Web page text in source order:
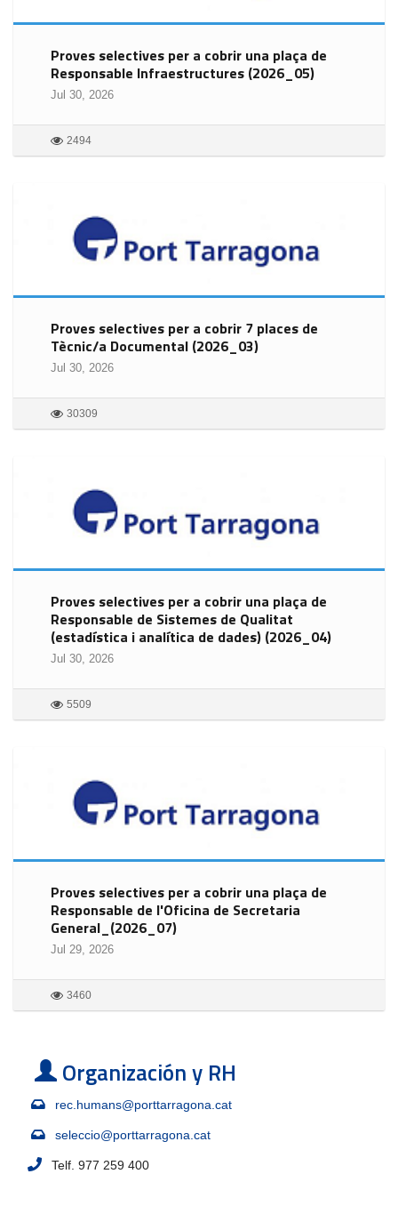
Proves selectives per a cobrir una plaça de
Responsable Infraestructures (2026_05)
Jul 30, 2026
2494
Proves selectives per a cobrir 7 places de
Tècnic/a Documental (2026_03)
Jul 30, 2026
30309
Proves selectives per a cobrir una plaça de
Responsable de Sistemes de Qualitat
(estadística i analítica de dades) (2026_04)
Jul 30, 2026
5509
Proves selectives per a cobrir una plaça de
Responsable de l'Oficina de Secretaria
General_(2026_07)
Jul 29, 2026
3460
Organización y RH
rec.humans@porttarragona.cat
seleccio@porttarragona.cat
Telf. 977 259 400